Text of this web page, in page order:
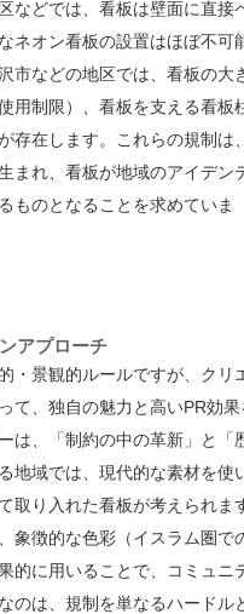
などでは、看板は壁面に直接
ネオン看板の設置はほぼ不可
市などの地区では、看板の大
用制限）、看板を支える看板
存在します。これらの規制は
まれ、看板が地域のアイデン
ものとなることを求めていま
アプローチ
・景観的ルールですが、クリ
て、独自の魅力と高いPR効果
は、「制約の中の革新」と「
地域では、現代的な素材を使
取り入れた看板が考えられま
象徴的な色彩（イスラム圏で
的に用いることで、コミュニ
のは、規制を単なるハードル